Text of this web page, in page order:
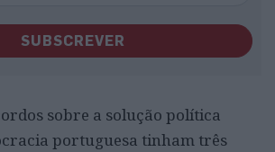
SUBSCREVER
sobre a solução política
portuguesa tinham três